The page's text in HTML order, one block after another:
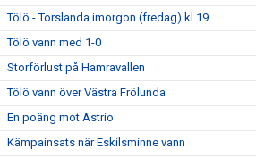
Tölö - Torslanda imorgon (fredag) kl 19
Tölö vann med 1-0
Storförlust på Hamravallen
Tölö vann över Västra Frölunda
En poäng mot Astrio
Kämpainsats när Eskilsminne vann